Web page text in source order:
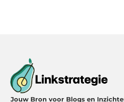
Jouw Bron voor Blogs en